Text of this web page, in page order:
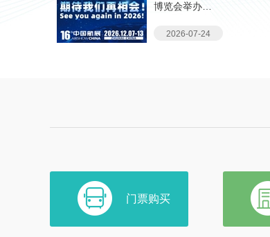
博览会举办…
2026-07-24
门票购买